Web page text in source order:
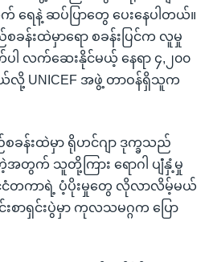
ရေနဲ့ ဆပ်ပြာတွေ ပေးနေပါတယ်။
းထဲမှာရော စခန်းပြင်က လူမှု
လက်ဆေးနိုင်မယ့် နေရာ ၄,၂၀၀
လို့ UNICEF အဖွဲ့ တာဝန်ရှိသူက
န်းထဲမှာ ရိုဟင်ဂျာ ဒုက္ခသည်
အတွက် သူတို့ကြား ရောဂါ ပျံံနှံ့မှု
င်ငံတကာရဲ့ ပံ့ပိုးမှုတွေ လိုလာလိမ့်မယ်
ာရှင်းပွဲမှာ ကုလသမဂ္ဂက ပြော